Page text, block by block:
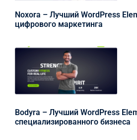
Noxora – Лучший WordPress
цифрового маркетинга
Bodyra – Лучший WordPress
специализированного бизнеса